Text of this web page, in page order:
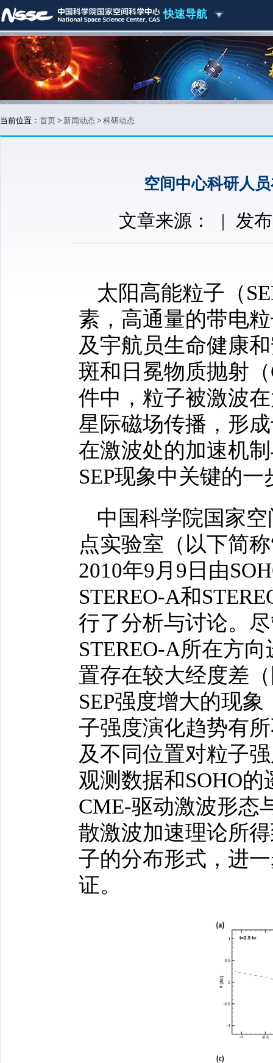
快速导航
当前位置： 首页 > 新闻动态 > 科研动态
空间中心科研人
文章来源： | 发
太阳高能粒子（
素，高通量的带电
及宇航员生命健康
斑和日冕物质抛射
件中，粒子被激波
星际磁场传播，形
在激波处的加速机
SEP现象中关键的一
中国科学院国家
点实验室（以下简
2010年9月9日由
STEREO-A和
行了分析与讨论。
STEREO-A所在方
置存在较大经度差
SEP强度增大的现
子强度演化趋势有
及不同位置对粒子
观测数据和SOHO
CME-驱动激波形态
散激波加速理论所
子的分布形式，进
证。